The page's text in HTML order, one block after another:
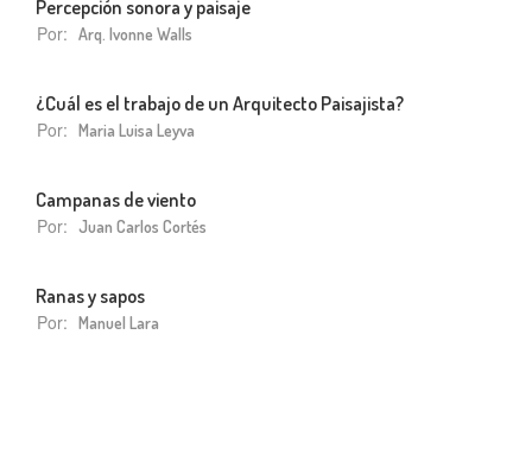
Percepción sonora y paisaje
Por: Arq. Ivonne Walls
¿Cuál es el trabajo de un Arquitecto Paisajista?
Por: Maria Luisa Leyva
Campanas de viento
Por: Juan Carlos Cortés
Ranas y sapos
Por: Manuel Lara